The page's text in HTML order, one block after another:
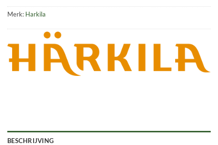
Merk: Harkila
BESCHRIJVING